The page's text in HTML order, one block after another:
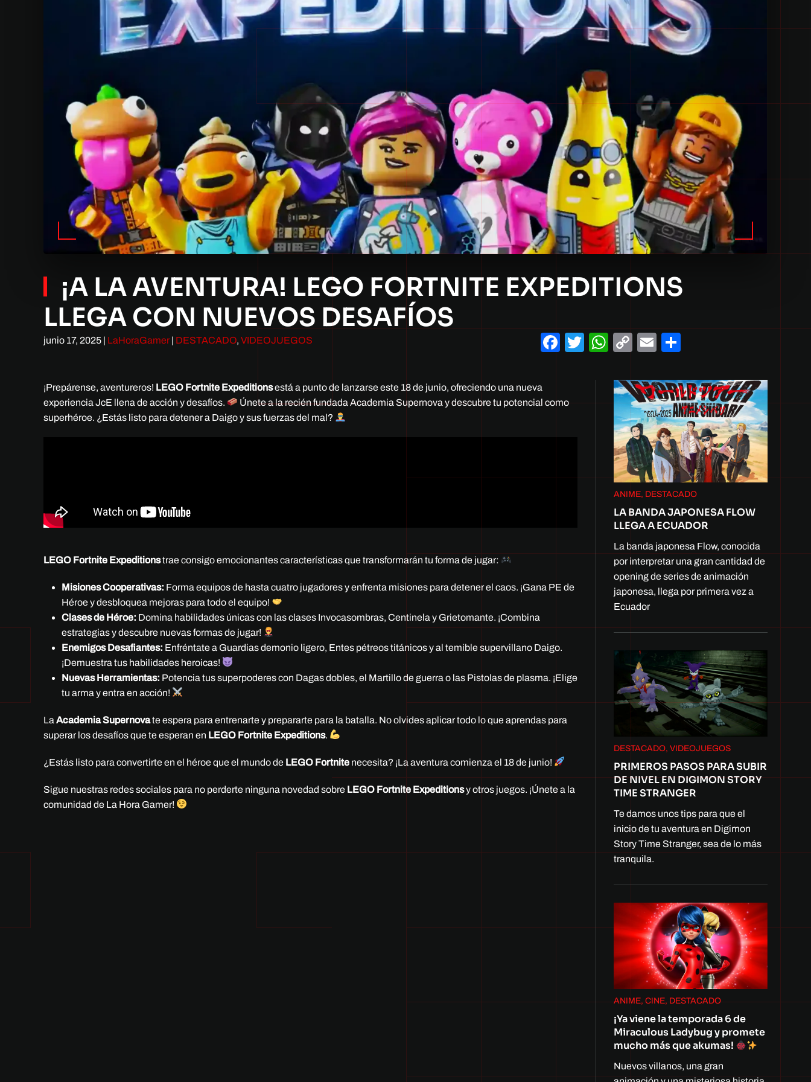
¡A LA AVENTURA! LEGO FORTNITE EXPEDITIONS
LLEGA CON NUEVOS DESAFÍOS
junio 17, 2025 | LaHoraGamer | DESTACADO, VIDEOJUEGOS Facebook
Twitter
WhatsApp
CopyEmail
¡Prepárense, aventureros! LEGO Fortnite Expeditionsestá a punto de lanzarse este 18 de junio, ofreciendo una nueva
experiencia JcE llena de acción y desafíos.
Únete a la recién fundada Academia Supernova y descubre tu potencial como
superhéroe. ¿Estás listo para detener a Daigo y sus fuerzas del mal?
LEGO Fortnite Expeditionstrae consigo emocionantes características que transformarán tu forma de jugar:
Misiones Cooperativas: Forma equipos de hasta cuatro jugadores y enfrenta misiones para detener el caos. ¡Gana PE de
Héroe y desbloquea mejoras para todo el equipo!
Clases de Héroe: Domina habilidades únicas con las clases Invocasombras, Centinela y Grietomante. ¡Combina
estrategias y descubre nuevas formas de jugar!
Enemigos Desafiantes: Enfréntate a Guardias demonio ligero, Entes pétreos titánicos y al temible supervillano Daigo.
¡Demuestra tus habilidades heroicas!
Nuevas Herramientas: Potencia tus superpoderes con Dagas dobles, el Martillo de guerra o las Pistolas de plasma. ¡Elige
tu arma y entra en acción!
La Academia Supernovate espera para entrenarte y prepararte para la batalla. No olvides aplicar todo lo que aprendas para
superar los desafíos que te esperan en LEGO Fortnite Expeditions.
¿Estás listo para convertirte en el héroe que el mundo de LEGO Fortnite necesita? ¡La aventura comienza el 18 de junio!
Sigue nuestras redes sociales para no perderte ninguna novedad sobre LEGO Fortnite Expeditionsy otros juegos. ¡Únete a la
comunidad de La Hora Gamer!
ANIME, DESTACADO
LA BANDA JAPONESA FLOW
LLEGA A ECUADOR
La banda japonesa Flow, conocida
por interpretar una gran cantidad de
opening de series de animación
japonesa, llega por primera vez a
Ecuador
DESTACADO, VIDEOJUEGOS
PRIMEROS PASOS PARA SUBIR
DE NIVEL EN DIGIMON STORY
TIME STRANGER
Te damos unos tips para que el
inicio de tu aventura en Digimon
Story Time Stranger, sea de lo más
tranquila.
ANIME, CINE, DESTACADO
¡Ya viene la temporada 6 de
Miraculous Ladybug y promete
mucho más que akumas!
Nuevos villanos, una gran